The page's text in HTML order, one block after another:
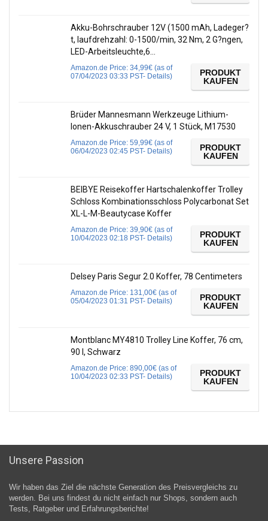
Akku-Bohrschrauber 12V (1500 mAh, Ladeger?
t, laufdrehzahl: 0-1500/min, 32 Nm, 2 G?ngen,
LED-Arbeitsleuchte,6…
Amazon.de Price: 34,99€ (as of
07/04/2023 03:33 PST- Details)
PRODUKT
KAUFEN
Brüder Mannesmann Werkzeuge Lithium-
Ionen-Akkuschrauber 24 V, 1 Stück, M17530
Amazon.de Price: 59,99€ (as of
06/04/2023 02:45 PST- Details)
PRODUKT
KAUFEN
BEIBYE Reisekoffer Hartschalenkoffer Trolley
Schloss Kombinationsschloss Polycarbonat Set
XL-L-M-Beautycase Koffer
Amazon.de Price: 39,90€ (as of
10/04/2023 02:18 PST- Details)
PRODUKT
KAUFEN
Delsey Paris Segur 2.0 Koffer, 78 Centimeters
Amazon.de Price: 131,00€ (as of
05/04/2023 01:31 PST- Details)
PRODUKT
KAUFEN
Montblanc MY4810 Trolley Line Koffer, 76 cm,
90 l, Schwarz
Amazon.de Price: 890,00€ (as of
10/04/2023 02:33 PST- Details)
PRODUKT
KAUFEN
Unsere Passion
Wir haben das Ziel die nächste Generation des Preisvergleichs zu
werden. Bei uns findest du nicht einfach nur Shops, sondern auch
Tests, Ratgeber und Erfahrungsberichte!